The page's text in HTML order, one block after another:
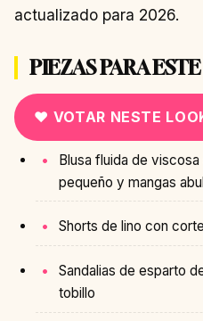
actualizado para 2026.
PIEZAS PARA
♥ VOTAR NESTE
Blusa fluida de
pequeño y mangas
Shorts de lino con
Sandalias de esparto
tobillo